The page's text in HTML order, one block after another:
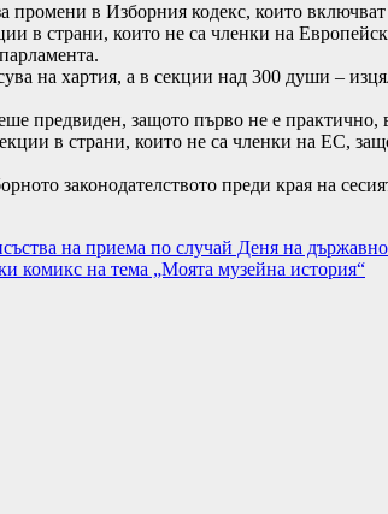
промени в Изборния кодекс, които
в страни, които не са членки на
на хартия, а в секции над 300 души –
предвиден, защото първо не е
в страни, които не са членки на ЕС,
законодателството преди края на
на приема по случай Деня на
комикс на тема „Моята музейна история“